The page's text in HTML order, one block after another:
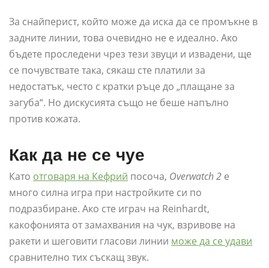
За снайперист, който може да иска да се промъкне в
задните линии, това очевидно не е идеално. Ако
бъдете проследени чрез тези звуци и извадени, ще
се почувствате така, сякаш сте платили за
недостатък, често с кратки ръце до „плащане за
загуба“. Но дискусията също не беше напълно
против кожата.
Как да не се чуе
Като отговаря на Кефрий посоча, Overwatch 2 е
много силна игра при настройките си по
подразбиране. Ако сте играч на Reinhardt,
какофонията от замахвания на чук, взривове на
ракети и шеговити гласови линии може да се удави
сравнително тих съскащ звук.